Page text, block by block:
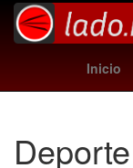
Inicio